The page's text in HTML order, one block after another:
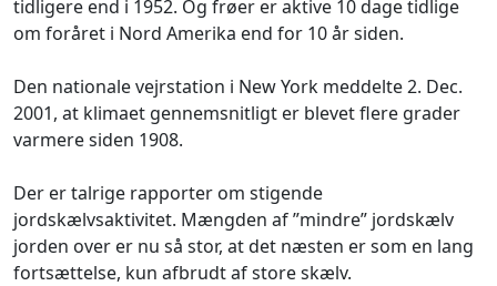
tidligere end i 1952. Og frøer er aktive 10 dage tidlige
om foråret i Nord Amerika end for 10 år siden.
Den nationale vejrstation i New York meddelte 2. Dec.
2001, at klimaet gennemsnitligt er blevet flere grader
varmere siden 1908.
Der er talrige rapporter om stigende
jordskælvsaktivitet. Mængden af ”mindre” jordskælv
jorden over er nu så stor, at det næsten er som en lang
fortsættelse, kun afbrudt af store skælv.